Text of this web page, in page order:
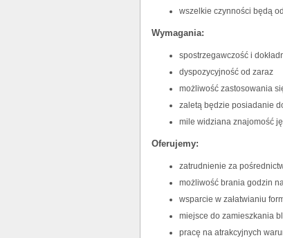
wszelkie czynności będą
Wymagania:
spostrzegawczość i
dyspozycyjność od zaraz
możliwość zastosowania
zaletą będzie posiadanie
mile widziana znajomość
Oferujemy:
zatrudnienie za
możliwość brania godzin
wsparcie w załatwianiu
miejsce do zamieszkania
pracę na atrakcyjnych